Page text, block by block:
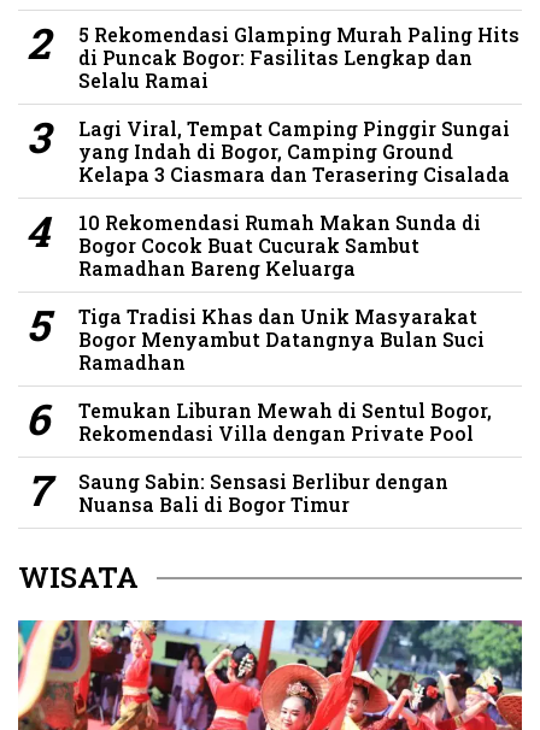
5 Rekomendasi Glamping Murah Paling Hits
di Puncak Bogor: Fasilitas Lengkap dan
Selalu Ramai
Lagi Viral, Tempat Camping Pinggir Sungai
yang Indah di Bogor, Camping Ground
Kelapa 3 Ciasmara dan Terasering Cisalada
10 Rekomendasi Rumah Makan Sunda di
Bogor Cocok Buat Cucurak Sambut
Ramadhan Bareng Keluarga
Tiga Tradisi Khas dan Unik Masyarakat
Bogor Menyambut Datangnya Bulan Suci
Ramadhan
Temukan Liburan Mewah di Sentul Bogor,
Rekomendasi Villa dengan Private Pool
Saung Sabin: Sensasi Berlibur dengan
Nuansa Bali di Bogor Timur
WISATA